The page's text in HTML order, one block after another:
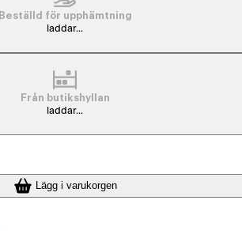
Beställd för upphämtning
laddar...
Från butikshyllan
laddar...
Lägg i varukorgen